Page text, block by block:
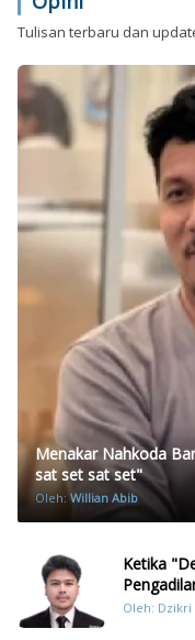
Tulisan terbaru dan
Menakar Nahkoda
sat set sat set"
Oleh:Willian Abib
Ketika
Oleh: Dzikri